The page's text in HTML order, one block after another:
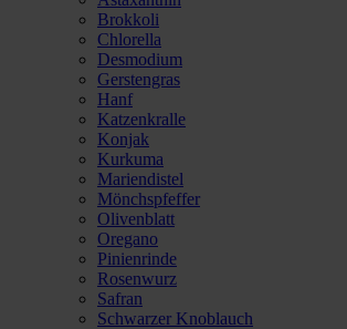
Brokkoli
Chlorella
Desmodium
Gerstengras
Hanf
Katzenkralle
Konjak
Kurkuma
Mariendistel
Mönchspfeffer
Olivenblatt
Oregano
Pinienrinde
Rosenwurz
Safran
Schwarzer Knoblauch